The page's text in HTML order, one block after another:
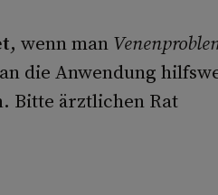
, wenn man
die Anwendung
Bitte ärztlichen Rat